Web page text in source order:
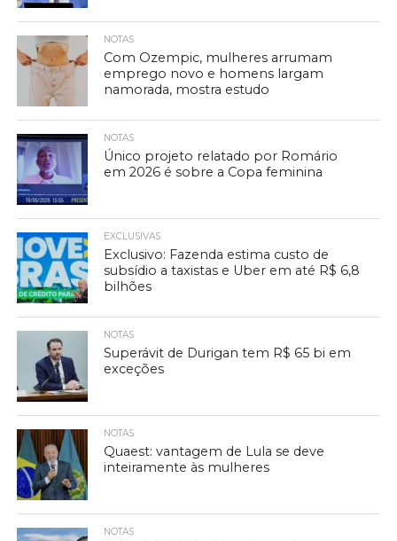
NOTAS
Com Ozempic, mulheres arrumam
emprego novo e homens largam
namorada, mostra estudo
NOTAS
Único projeto relatado por Romário
em 2026 é sobre a Copa feminina
EXCLUSIVAS
Exclusivo: Fazenda estima custo de
subsídio a taxistas e Uber em até R$ 6,8
bilhões
NOTAS
Superávit de Durigan tem R$ 65 bi em
exceções
NOTAS
Quaest: vantagem de Lula se deve
inteiramente às mulheres
NOTAS